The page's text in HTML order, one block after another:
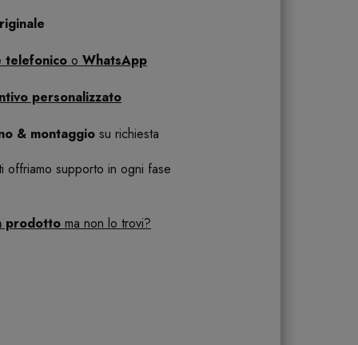
telefonico o WhatsApp
personalizzato
& montaggio su richiesta
offriamo supporto in ogni fase
prodotto ma non lo trovi?